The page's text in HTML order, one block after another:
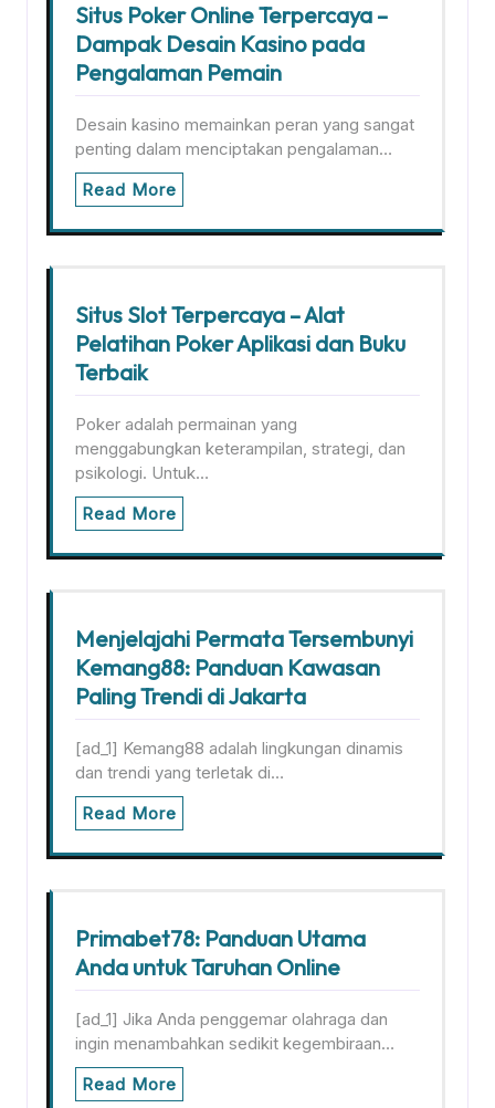
Situs Poker Online Terpercaya –
Dampak Desain Kasino pada
Pengalaman Pemain
Desain kasino memainkan peran yang sangat
penting dalam menciptakan pengalaman…
Read More
Situs Slot Terpercaya – Alat
Pelatihan Poker Aplikasi dan Buku
Terbaik
Poker adalah permainan yang
menggabungkan keterampilan, strategi, dan
psikologi. Untuk…
Read More
Menjelajahi Permata Tersembunyi
Kemang88: Panduan Kawasan
Paling Trendi di Jakarta
[ad_1] Kemang88 adalah lingkungan dinamis
dan trendi yang terletak di…
Read More
Primabet78: Panduan Utama
Anda untuk Taruhan Online
[ad_1] Jika Anda penggemar olahraga dan
ingin menambahkan sedikit kegembiraan…
Read More